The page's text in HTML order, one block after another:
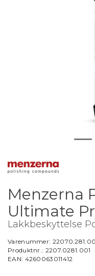
Menzerna
Ultimate
Lakkbeskyttelse
Varenummer:
Produktnr.: 2207.0281.001
EAN: 4260063011412